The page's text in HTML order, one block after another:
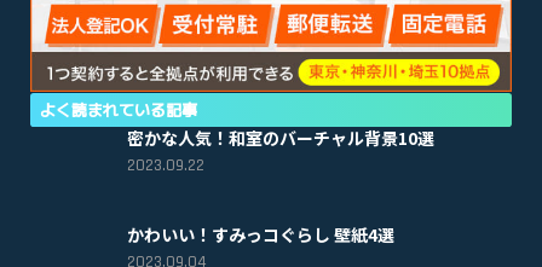
よく読まれている記事
密かな人気！和室のバーチャル背景10選
2023.09.22
かわいい！すみっコぐらし 壁紙4選
2023.09.04